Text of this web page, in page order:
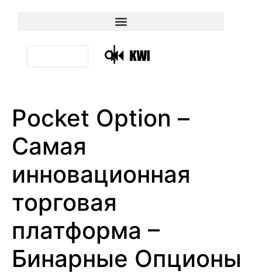
|
Pocket Option –
Самая
инновационная
торговая
платформа –
Бинарные Опционы